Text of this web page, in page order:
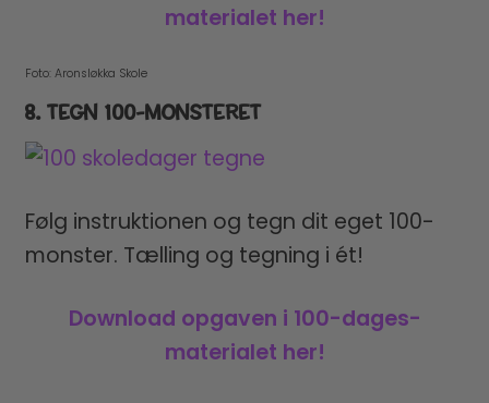
materialet her!
Foto: Aronsløkka Skole
8. TEGN 100-MONSTERET
Følg instruktionen og tegn dit eget 100-
monster. Tælling og tegning i ét!
Download opgaven i 100-dages-
materialet her!